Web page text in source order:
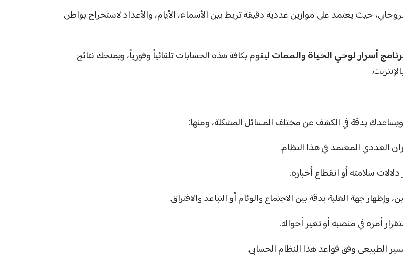
حيث يعتمد على موازين عددية دقيقة تربط بين الأسماء، الأيام، والأعداد لاستخراج بواطن
أسرار لوحي الحياة والمماتليقوم بكافة هذه الحسابات تلقائياً وفورياً، ويمنحك نتائج
بدقة في الكشف عن مختلف المسائل المشكلة، ومنها:
العددي المعتمد في هذا النظام.
سلامته أو انقطاع أخباره.
وإظهار جهة الغلبة بدقة بين الاجتماع والوئام أو التباعد والافتراق.
أمره في منصبه أو تغير أحواله.
الطبيعي وفق قواعد هذا النظام الحسابي.